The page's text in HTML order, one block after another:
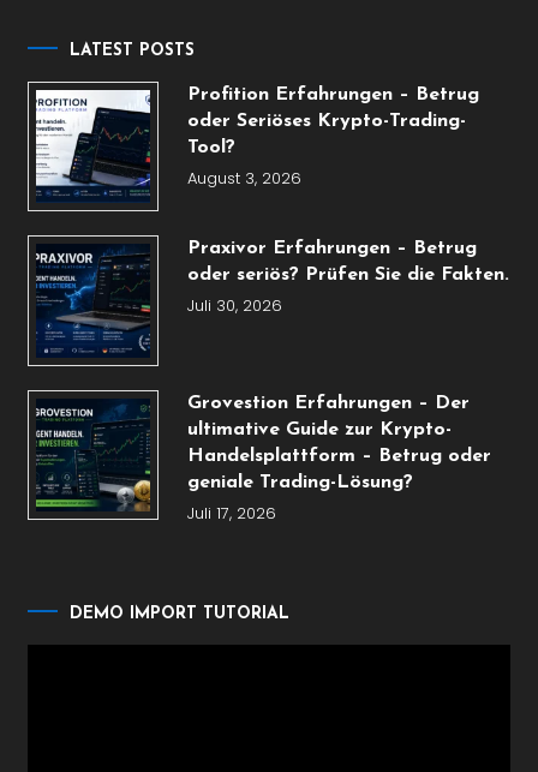
LATEST POSTS
Profition Erfahrungen – Betrug
oder Seriöses Krypto-Trading-
Tool?
August 3, 2026
Praxivor Erfahrungen – Betrug
oder seriös? Prüfen Sie die Fakten.
Juli 30, 2026
Grovestion Erfahrungen – Der
ultimative Guide zur Krypto-
Handelsplattform – Betrug oder
geniale Trading-Lösung?
Juli 17, 2026
DEMO IMPORT TUTORIAL